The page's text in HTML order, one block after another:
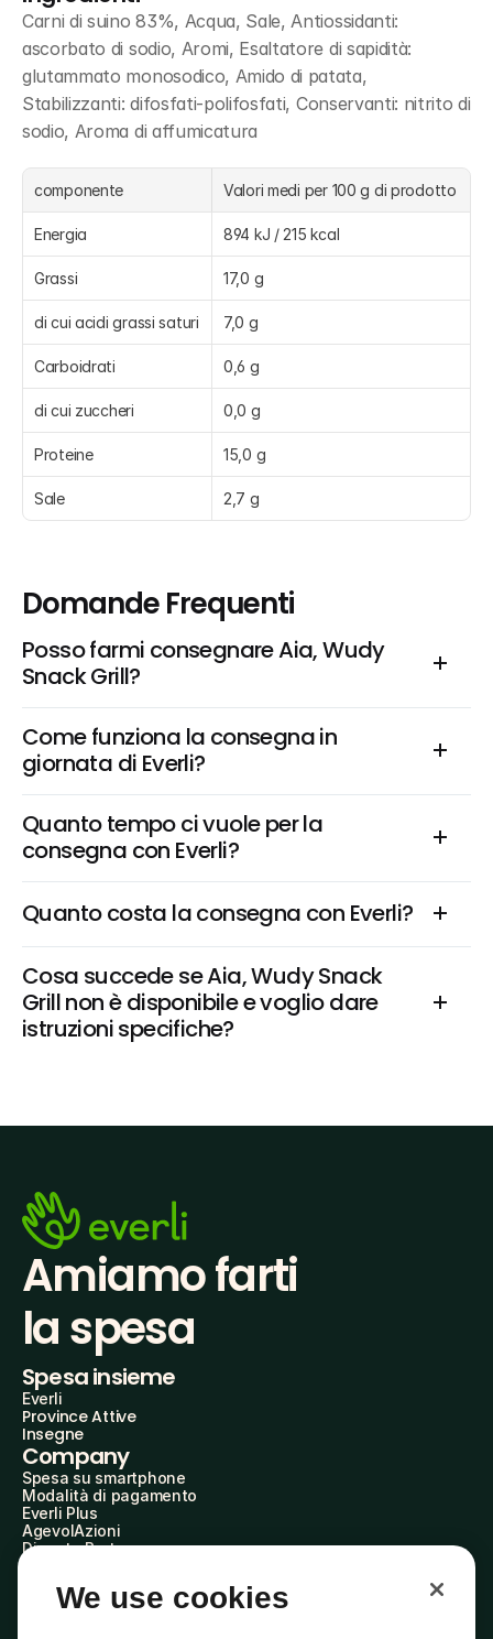
Carni di suino 83%, Acqua, Sale, Antiossidanti:
ascorbato di sodio, Aromi, Esaltatore di sapidità:
glutammato monosodico, Amido di patata,
Stabilizzanti: difosfati-polifosfati, Conservanti: nitrito di
sodio, Aroma di affumicatura
componente Valori medi per 100 g di prodotto
Energia 894 kJ / 215 kcal
Grassi 17,0 g
di cui acidi grassi saturi 7,0 g
Carboidrati 0,6 g
di cui zuccheri 0,0 g
Proteine 15,0 g
Sale 2,7 g
Domande Frequenti
Posso farmi consegnare Aia, Wudy
Snack Grill?
Come funziona la consegna in
giornata di Everli?
Quanto tempo ci vuole per la
consegna con Everli?
Quanto costa la consegna con Everli?
Cosa succede se Aia, Wudy Snack
Grill non è disponibile e voglio dare
istruzioni specifiche?
Amiamo farti
la spesa
Spesa insieme
Everli
Province Attive
Insegne
Company
Spesa su smartphone
Modalità di pagamento
Everli Plus
AgevolAzioni
Diventa Partner
Everli Shoppers
About Us
We use cookies